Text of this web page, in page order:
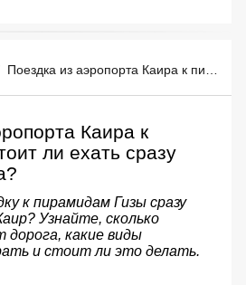
Поездка из аэропорта Каира к пирамидам: стоит ли ехать сразу после прилета?
Каира к
ли ехать сразу
к пирамидам Гизы сразу
Узнайте, сколько
дорога, какие виды
и стоит ли это делать.